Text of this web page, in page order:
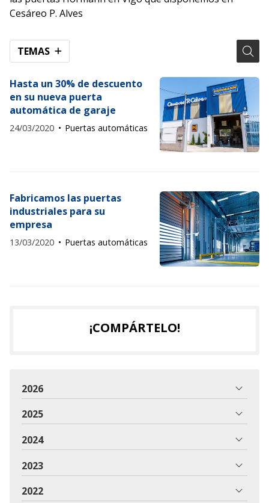
Cesáreo P. Alves
TEMAS
Hasta un 30% de descuento
en su nueva puerta
automática de garaje
24/03/2020 Puertas automáticas
Fabricamos las puertas
industriales para su
empresa
13/03/2020 Puertas automáticas
¡COMPÁRTELO!
2026
2025
2024
2023
2022